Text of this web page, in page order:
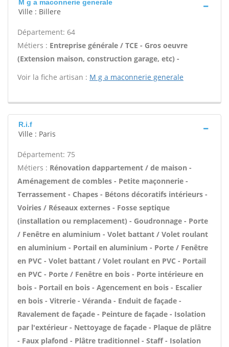
M g a maconnerie generale
Ville : Billere
Département: 64
Métiers : Entreprise générale / TCE - Gros oeuvre
(Extension maison, construction garage, etc) -
Voir la fiche artisan : M g a maconnerie generale
R.i.f
Ville : Paris
Département: 75
Métiers : Rénovation dappartement / de maison -
Aménagement de combles - Petite maçonnerie -
Terrassement - Chapes - Bétons décoratifs intérieurs -
Voiries / Réseaux externes - Fosse septique
(installation ou remplacement) - Goudronnage - Porte
/ Fenêtre en aluminium - Volet battant / Volet roulant
en aluminium - Portail en aluminium - Porte / Fenêtre
en PVC - Volet battant / Volet roulant en PVC - Portail
en PVC - Porte / Fenêtre en bois - Porte intérieure en
bois - Portail en bois - Agencement en bois - Escalier
en bois - Vitrerie - Véranda - Enduit de façade -
Ravalement de façade - Peinture de façade - Isolation
par l'extérieur - Nettoyage de façade - Plaque de plâtre
- Faux plafond - Plâtre traditionnel - Staff - Isolation